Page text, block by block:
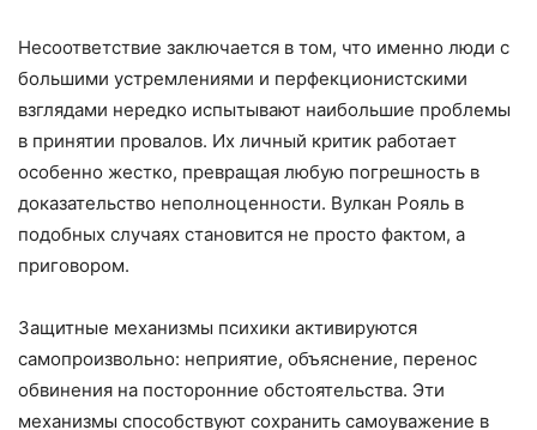
Несоответствие заключается в том, что именно люди с
большими устремлениями и перфекционистскими
взглядами нередко испытывают наибольшие проблемы
в принятии провалов. Их личный критик работает
особенно жестко, превращая любую погрешность в
доказательство неполноценности. Вулкан Рояль в
подобных случаях становится не просто фактом, а
приговором.
Защитные механизмы психики активируются
самопроизвольно: неприятие, объяснение, перенос
обвинения на посторонние обстоятельства. Эти
механизмы способствуют сохранить самоуважение в